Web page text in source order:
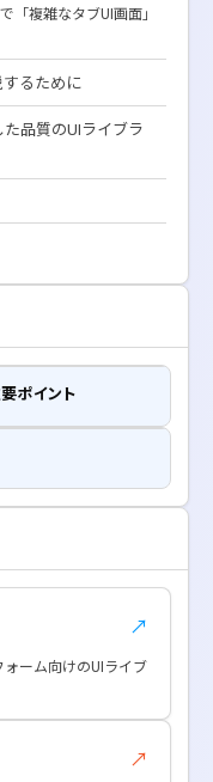
「複雑なタブUI画面」
るために
品質のUIライブラ
ポイント
↗
ーム向けのUIライブ
↗